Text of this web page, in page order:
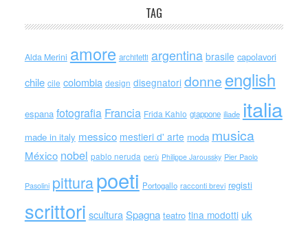
TAG
Alda Merini amore architetti argentina brasile capolavori
chile cile colombia design disegnatori donne english
espana fotografia Francia Frida Kahlo giappone iliade italia
made in italy messico mestieri d' arte moda musica
México nobel pablo neruda perù Philippe Jaroussky Pier Paolo
Pasolini pitturapoeti Portogallo racconti brevi registi
scrittori scultura Spagna teatro tina modotti uk